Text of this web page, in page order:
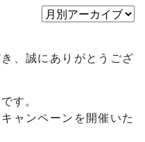
、誠にありがとうござ
す。
ャンペーンを開催いた